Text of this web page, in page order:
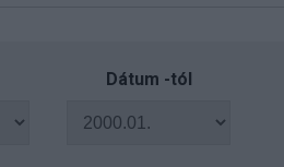
Dátum -tól